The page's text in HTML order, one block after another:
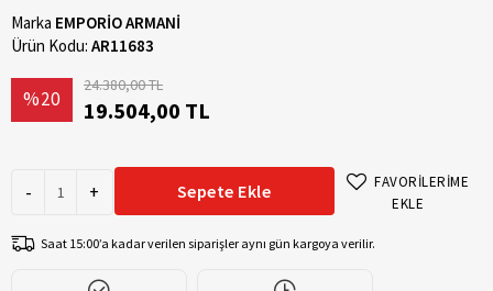
Marka EMPORİO ARMANİ
Ürün Kodu: AR11683
%20
24.380,00 TL
19.504,00 TL
- + Sepete Ekle
FAVORİLERİME
EKLE
Saat 15:00’a kadar verilen siparişler aynı gün kargoya verilir.